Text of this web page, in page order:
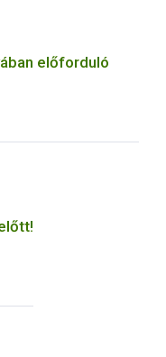
előforduló